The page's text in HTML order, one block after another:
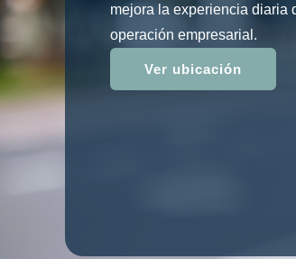
mejora la experiencia diaria
operación empresarial.
Ver ubicación